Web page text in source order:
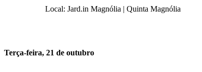
Local: Jard.in Magnólia | Quinta Magnólia
Terça-feira, 21 de outubro